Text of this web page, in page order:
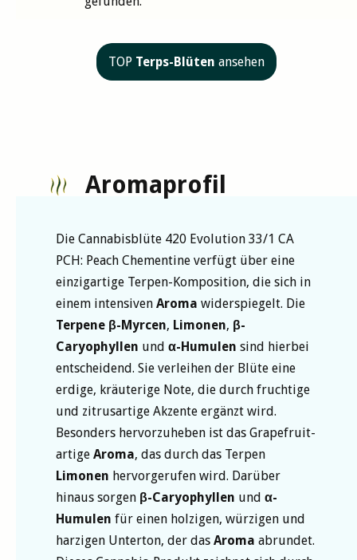
TOP Terps-Blüten ansehen
Aromaprofil
Die Cannabisblüte 420 Evolution 33/1 CA
PCH: Peach Chementine verfügt über eine
einzigartige Terpen-Komposition, die sich in
einem intensiven Aroma widerspiegelt. Die
Terpene β-Myrcen, Limonen, β-
Caryophyllen und α-Humulen sind hierbei
entscheidend. Sie verleihen der Blüte eine
erdige, kräuterige Note, die durch fruchtige
und zitrusartige Akzente ergänzt wird.
Besonders hervorzuheben ist das Grapefruit-
artige Aroma, das durch das Terpen
Limonen hervorgerufen wird. Darüber
hinaus sorgen β-Caryophyllen und α-
Humulen für einen holzigen, würzigen und
harzigen Unterton, der das Aroma abrundet.